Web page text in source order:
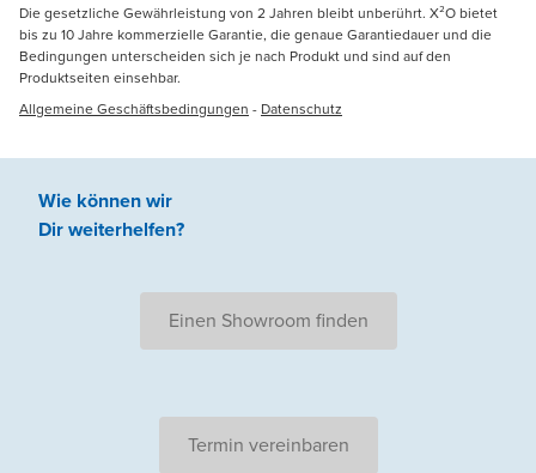
Die gesetzliche Gewährleistung von 2 Jahren bleibt unberührt. X²O bietet
bis zu 10 Jahre kommerzielle Garantie, die genaue Garantiedauer und die
Bedingungen unterscheiden sich je nach Produkt und sind auf den
Produktseiten einsehbar.
Allgemeine Geschäftsbedingungen - Datenschutz
Wie können wir
Dir weiterhelfen?
Einen Showroom finden
Termin vereinbaren